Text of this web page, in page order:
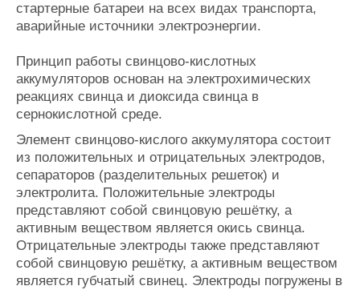
Словарь
Отзывы
Все службы
стартерные батареи на всех видах транспорта,
аварийные источники электроэнергии.
Принцип работы свинцово-кислотных
аккумуляторов основан на электрохимических
реакциях свинца и диоксида свинца в
сернокислотной среде.
Элемент свинцово-кислого аккумулятора состоит
из положительных и отрицательных электродов,
сепараторов (разделительных решеток) и
электролита. Положительные электроды
представляют собой свинцовую решётку, а
активным веществом является окись свинца.
Отрицательные электроды также представляют
собой свинцовую решётку, а активным веществом
является губчатый свинец. Электроды погружены в